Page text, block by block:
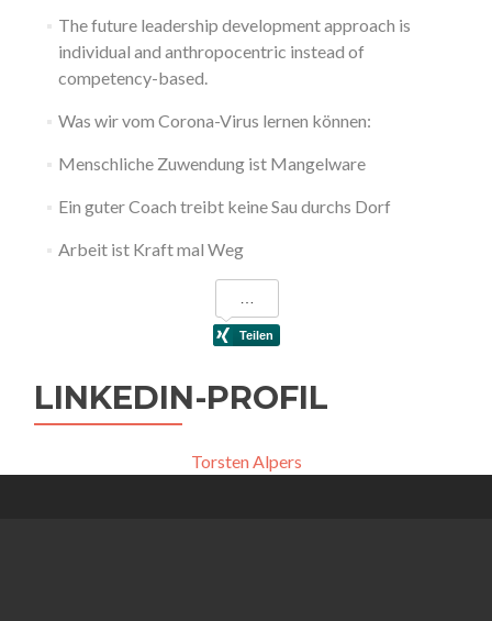
The future leadership development approach is
individual and anthropocentric instead of
competency-based.
Was wir vom Corona-Virus lernen können:
Menschliche Zuwendung ist Mangelware
Ein guter Coach treibt keine Sau durchs Dorf
Arbeit ist Kraft mal Weg
LINKEDIN-PROFIL
Torsten Alpers